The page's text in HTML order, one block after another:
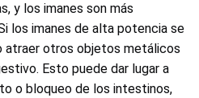
y los imanes son más
los imanes de alta potencia se
atraer otros objetos metálicos
Esto puede dar lugar a
o bloqueo de los intestinos,